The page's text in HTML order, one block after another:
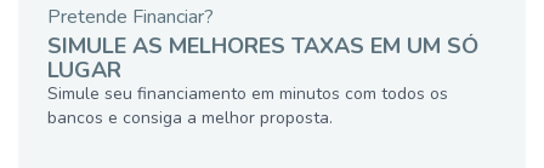
Pretende Financiar?
SIMULE AS MELHORES TAXAS EM UM SÓ
LUGAR
Simule seu financiamento em minutos com todos os
bancos e consiga a melhor proposta.